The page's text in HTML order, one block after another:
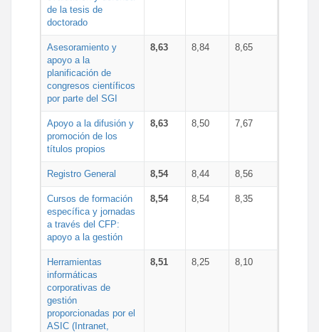
de la tesis de
doctorado
Asesoramiento y
apoyo a la
planificación de
congresos científicos
por parte del SGI
8,63 8,84 8,65
Apoyo a la difusión y
promoción de los
títulos propios
8,63 8,50 7,67
Registro General 8,54 8,44 8,56
Cursos de formación
específica y jornadas
a través del CFP:
apoyo a la gestión
8,54 8,54 8,35
Herramientas
informáticas
corporativas de
gestión
proporcionadas por el
ASIC (Intranet,
8,51 8,25 8,10